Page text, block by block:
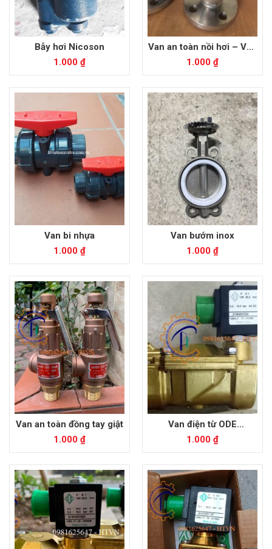
Bẫy hơi Nicoson
1.000 ₫
Van an toàn nồi hơi – Van
lò hơi
1.000 ₫
Van bi nhựa
1.000 ₫
Van bướm inox
1.000 ₫
Van an toàn đồng tay giật
1.000 ₫
Van điện từ ODE
21W4KV250
1.000 ₫